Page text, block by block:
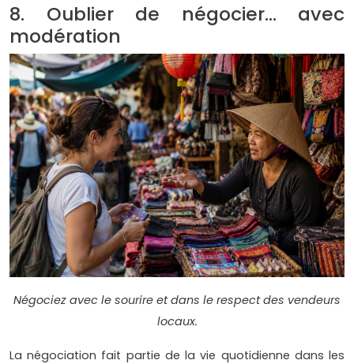
8. Oublier de négocier… avec
modération
Négociez avec le sourire et dans le respect des vendeurs
locaux.
La négociation fait partie de la vie quotidienne dans les